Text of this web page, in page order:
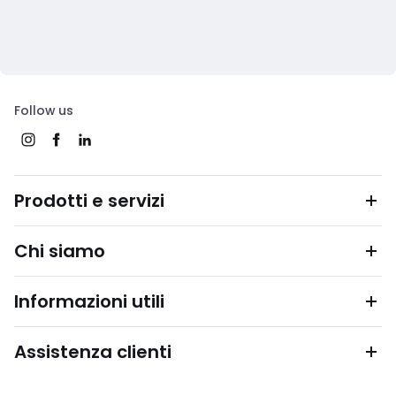
Follow us
Prodotti e servizi
Chi siamo
Informazioni utili
Assistenza clienti